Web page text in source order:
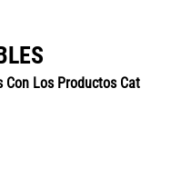
Con Los Productos Cat